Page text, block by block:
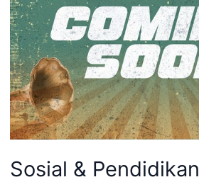
Sosial & Pendidikan